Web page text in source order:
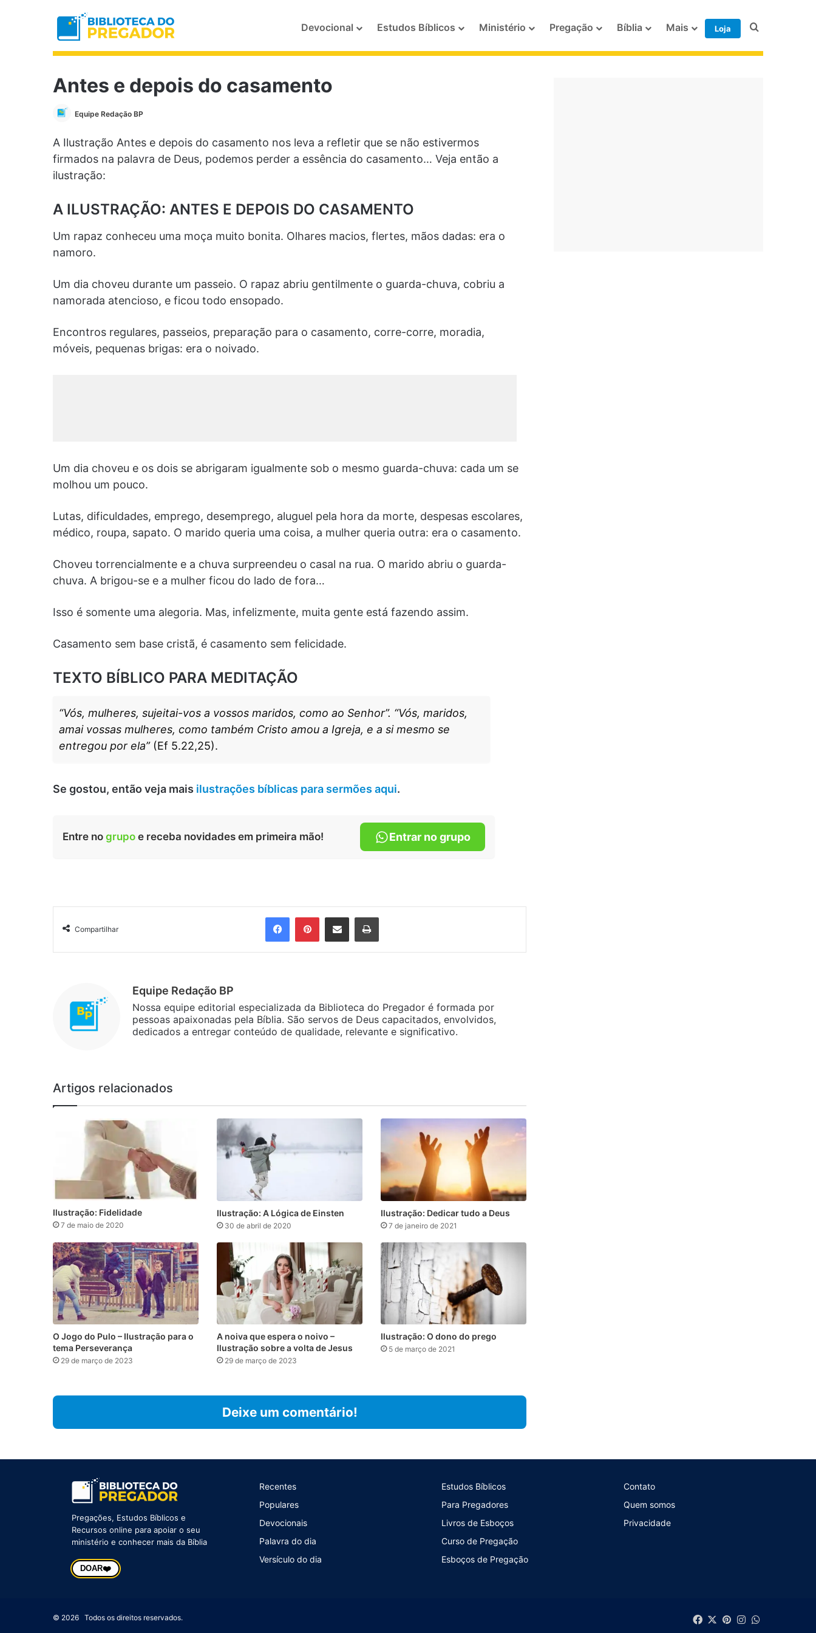
Devocional Estudos Bíblicos Ministério Pregação Bíblia Mais Loja Procurar por
Antes e depois do casamento
Equipe Redação BP
A Ilustração Antes e depois do casamento nos leva a refletir que se não estivermos
firmados na palavra de Deus, podemos perder a essência do casamento… Veja então a
ilustração:
A ILUSTRAÇÃO: ANTES E DEPOIS DO CASAMENTO
Um rapaz conheceu uma moça muito bonita. Olhares macios, flertes, mãos dadas: era o
namoro.
Um dia choveu durante um passeio. O rapaz abriu gentilmente o guarda-chuva, cobriu a
namorada atencioso, e ficou todo ensopa­do.
Encontros regulares, passeios, preparação para o casa­mento, corre-corre, moradia,
móveis, pequenas brigas: era o noivado.
Um dia choveu e os dois se abrigaram igual­mente sob o mesmo guarda-chuva: cada um se
molhou um pouco.
Lutas, dificuldades, emprego, desemprego, aluguel pela hora da morte, despesas escolares,
médico, roupa, sapato. O marido queria uma coisa, a mulher queria outra: era o casamento.
Choveu torrencialmente e a chuva sur­preendeu o casal na rua. O marido abriu o guarda-
chuva. A brigou-se e a mulher ficou do lado de fora…
Isso é somente uma alegoria. Mas, infelizmente, muita gente está fazendo assim.
Casamento sem base cristã, é ca­samento sem felicidade.
TEXTO BÍBLICO PARA MEDITAÇÃO
“Vós, mulheres, sujeitai-vos a vossos maridos, como ao Senhor”. “Vós, maridos,
amai vossas mulheres, como tam­bém Cristo amou a Igreja, e a si mesmo se
entregou por ela” (Ef 5.22,25).
Se gostou, então veja mais ilustrações bíblicas para sermões aqui.
Entre no grupo e receba novidades em primeira mão! Entrar no grupo
Compartilhar
FacebookPinterest
Compartilhar via e-mail Imprimir
Equipe Redação BP
Nossa equipe editorial especializada da Biblioteca do Pregador é formada por
pessoas apaixonadas pela Bíblia. São servos de Deus capacitados, envolvidos,
dedicados a entregar conteúdo de qualidade, relevante e significativo.
Artigos relacionados
Ilustração: Fidelidade
7 de maio de 2020
Ilustração: A Lógica de Einsten
30 de abril de 2020
Ilustração: Dedicar tudo a Deus
7 de janeiro de 2021
O Jogo do Pulo – Ilustração para o
tema Perseverança
29 de março de 2023
A noiva que espera o noivo –
Ilustração sobre a volta de Jesus
29 de março de 2023
Ilustração: O dono do prego
5 de março de 2021
Deixe um comentário!
Pregações, Estudos Bíblicos e
Recursos online para apoiar o seu
ministério e conhecer mais da Bíblia
DOAR❤️
Recentes
Populares
Devocionais
Palavra do dia
Versículo do dia
Estudos Bíblicos
Para Pregadores
Livros de Esboços
Curso de Pregação
Esboços de Pregação
Contato
Quem somos
Privacidade
© 2026 Todos os direitos reservados. FacebookPinterest
Instagram